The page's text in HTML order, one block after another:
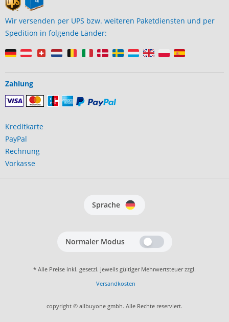
Wir versenden per UPS bzw. weiteren Paketdiensten und per
Spedition in folgende Länder:
Zahlung
Kreditkarte
PayPal
Rechnung
Vorkasse
Sprache
Normaler Modus
* Alle Preise inkl. gesetzl. jeweils gültiger Mehrwertsteuer zzgl.
Versandkosten
copyright © allbuyone gmbh. Alle Rechte reserviert.